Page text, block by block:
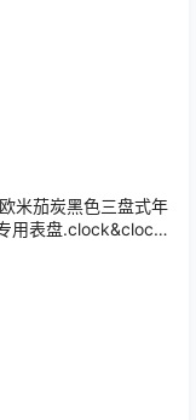
米茄炭黑色三盘式年
用表盘.clock&clock2